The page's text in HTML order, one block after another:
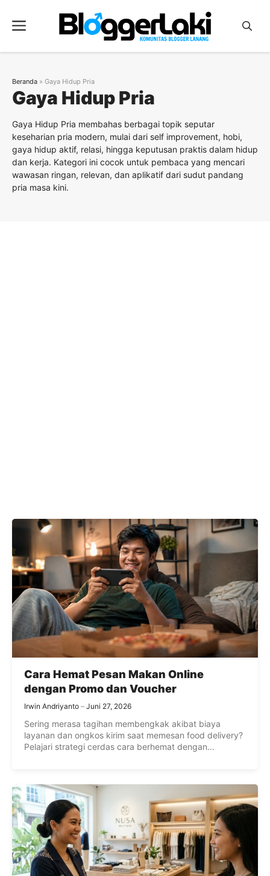
Menu
Gaya Hidup Pria
Gaya Hidup Pria membahas berbagai topik seputar
keseharian pria modern, mulai dari self improvement, hobi,
gaya hidup aktif, relasi, hingga keputusan praktis dalam hidup
dan kerja. Kategori ini cocok untuk pembaca yang mencari
wawasan ringan, relevan, dan aplikatif dari sudut pandang
pria masa kini.
Beranda » Gaya Hidup Pria
Cara Hemat Pesan Makan Online
dengan Promo dan Voucher
Irwin Andriyanto Juni 27, 2026
Sering merasa tagihan membengkak akibat biaya
layanan dan ongkos kirim saat memesan food delivery?
Pelajari strategi cerdas cara berhemat dengan